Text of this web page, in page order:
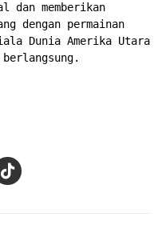
dan memberikan
dengan permainan
Dunia Amerika Utara
berlangsung.